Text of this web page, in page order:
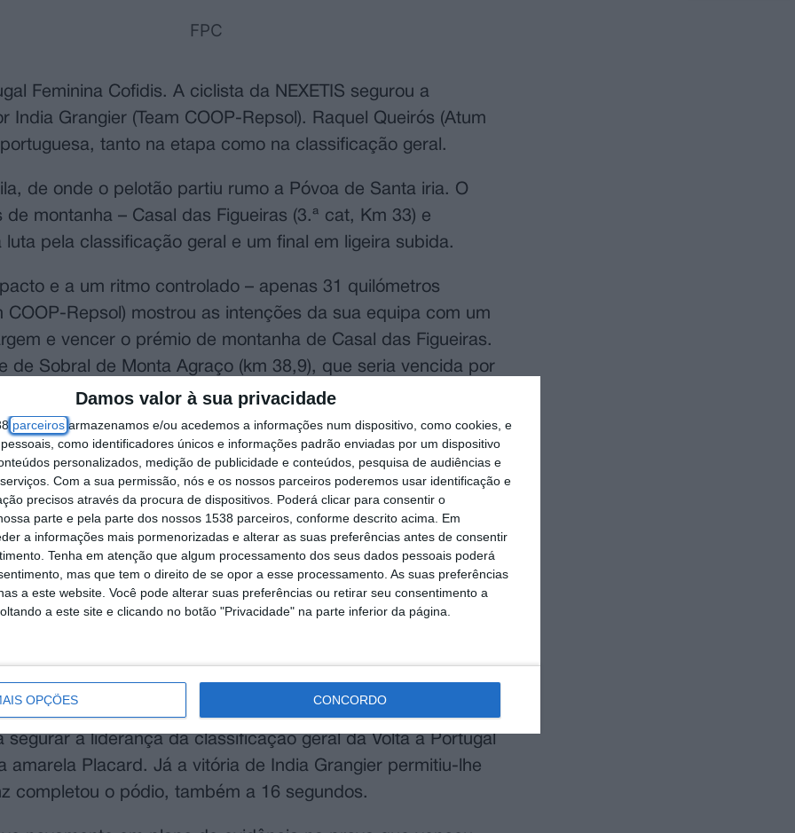
Damos valor à sua privacidade
parceiros armazenamos e/ou acedemos a informações num dispositivo, como cookies, e
como identificadores únicos e informações padrão enviadas por um dispositivo
personalizados, medição de publicidade e conteúdos, pesquisa de audiências e
Com a sua permissão, nós e os nossos parceiros poderemos usar identificação e
precisos através da procura de dispositivos. Poderá clicar para consentir o
parte e pela parte dos nossos 1538 parceiros, conforme descrito acima. Em
a informações mais pormenorizadas e alterar as suas preferências antes de consentir
Tenha em atenção que algum processamento dos seus dados pessoais poderá
mas que tem o direito de se opor a esse processamento. As suas preferências
a este website. Você pode alterar suas preferências ou retirar seu consentimento a
a este site e clicando no botão "Privacidade" na parte inferior da página.
OPÇÕES CONCORDO
Feminina Cofidis. A ciclista da NEXETIS segurou a
Grangier (Team COOP-Repsol). Raquel Queirós (Atum
tanto na etapa como na classificação geral.
de onde o pelotão partiu rumo a Póvoa de Santa iria. O
montanha – Casal das Figueiras (3.ª cat, Km 33) e
pela classificação geral e um final em ligeira subida.
e a um ritmo controlado – apenas 31 quilómetros
Repsol) mostrou as intenções da sua equipa com um
e vencer o prémio de montanha de Casal das Figueiras.
de Sobral de Monta Agraço (km 38,9), que seria vencida por
se partisse em dois grandes grupos, com a vantagem a
seguia no primeiro, e conseguiu também acompanhar
de Montanha de Cardosas, vencido por Natalie Quinn
virtual da classificação da montanha, sendo que já
destacar-se-ia India Grangier, vencedora da edição de
com Océane Mahé (Arkéa – B&B Hotels Women), e
completo com Kiara Lylyk (Winspace Orange Seal), que
amarela, quinta, e de Raquel Queirós, sétima e mais
a liderança da classificação geral da Volta a Portugal
amarela Placard. Já a vitória de India Grangier permitiu-lhe
completou o pódio, também a 16 segundos.